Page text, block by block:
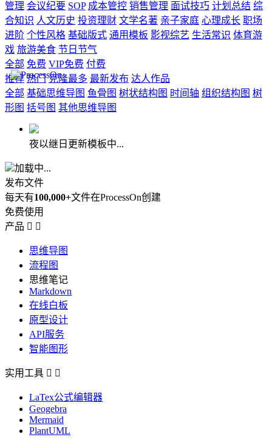
管理 会议纪要 SOP 成本管控 销售管理 面试技巧 计划总结 综
合知识 人文历史 投资理财 文学名著 亲子家庭 心理成长 职场
进阶 个性风格 基础版式 通用模板 影视综艺 生活常识 体育游
戏 旅游美食 节日节气
全部 免费 VIP免费 付费
推荐 热门 克隆最多 最新发布 达人作品
全部 基础思维导图 鱼骨图 树状结构图 时间轴 组织结构图 树
形图 括号图 其他思维导图
夜以继日更新模板中...
加载中...
发布文件
每天有100,000+文件在ProcessOn创建
免费使用
产品  
思维导图
流程图
思维笔记
Markdown
在线白板
原型设计
API服务
智能图形
实用工具  
LaTex公式编辑器
Geogebra
Mermaid
PlantUML